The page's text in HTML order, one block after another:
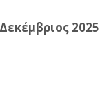
2025